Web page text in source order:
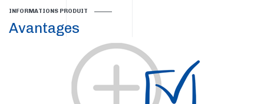
INFORMATIONS PRODUIT
Avantages